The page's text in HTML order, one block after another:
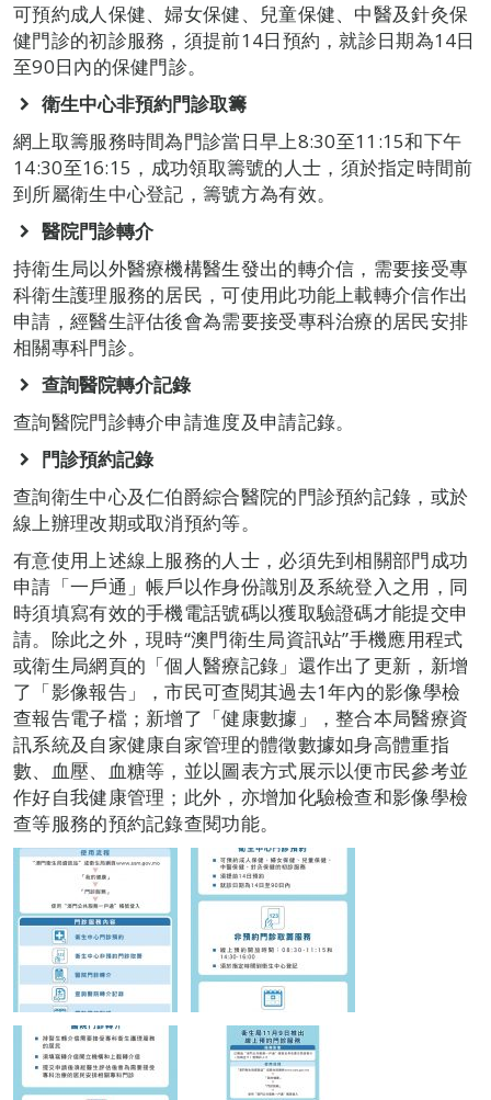
可預約成人保健、婦女保健、兒童保健、中醫及針灸保
健門診的初診服務，須提前14日預約，就診日期為14日
至90日內的保健門診。
衛生中心非預約門診取籌
網上取籌服務時間為門診當日早上8:30至11:15和下午
14:30至16:15，成功領取籌號的人士，須於指定時間前
到所屬衛生中心登記，籌號方為有效。
醫院門診轉介
持衛生局以外醫療機構醫生發出的轉介信，需要接受專
科衛生護理服務的居民，可使用此功能上載轉介信作出
申請，經醫生評估後會為需要接受專科治療的居民安排
相關專科門診。
查詢醫院轉介記錄
查詢醫院門診轉介申請進度及申請記錄。
門診預約記錄
查詢衛生中心及仁伯爵綜合醫院的門診預約記錄，或於
線上辦理改期或取消預約等。
有意使用上述線上服務的人士，必須先到相關部門成功
申請「一戶通」帳戶以作身份識別及系統登入之用，同
時須填寫有效的手機電話號碼以獲取驗證碼才能提交申
請。除此之外，現時“澳門衛生局資訊站”手機應用程式
或衛生局網頁的「個人醫療記錄」還作出了更新，新增
了「影像報告」，市民可查閱其過去1年內的影像學檢
查報告電子檔；新增了「健康數據」，整合本局醫療資
訊系統及自家健康自家管理的體徵數據如身高體重指
數、血壓、血糖等，並以圖表方式展示以便市民參考並
作好自我健康管理；此外，亦增加化驗檢查和影像學檢
查等服務的預約記錄查閱功能。